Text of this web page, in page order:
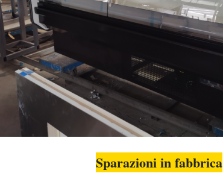
Sparazioni in fabbrica